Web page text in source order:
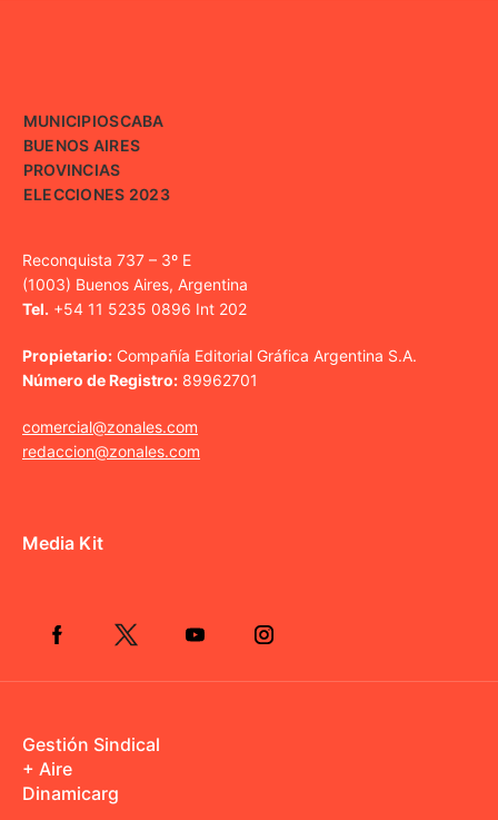
MUNICIPIOSCABA
BUENOS AIRES
PROVINCIAS
ELECCIONES 2023
Reconquista 737 – 3º E
(1003) Buenos Aires, Argentina
Tel. +54 11 5235 0896 Int 202
Propietario: Compañía Editorial Gráfica Argentina S.A.
Número de Registro: 89962701
comercial@zonales.com
redaccion@zonales.com
Media Kit
Gestión Sindical
+ Aire
Dinamicarg